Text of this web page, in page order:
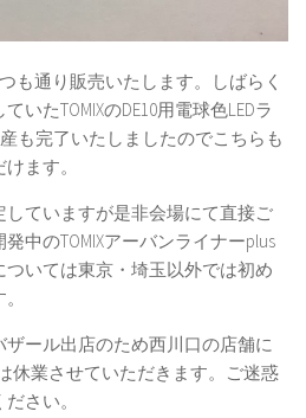
も通り販売いたします。しばらく
いたTOMIXのDE10用電球色LEDラ
も完了いたしましたのでこちらも
ます。
ていますが是非会場にて直接ご
中のTOMIXアーバンライナーplus
いては東京・埼玉以外では初め
ール出店のため西川口の店舗に
休業させていただきます。ご迷惑
さい。